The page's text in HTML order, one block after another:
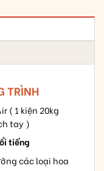
TRÌNH
( 1 kiện 20kg
tay )
tiếng
các loại hoa